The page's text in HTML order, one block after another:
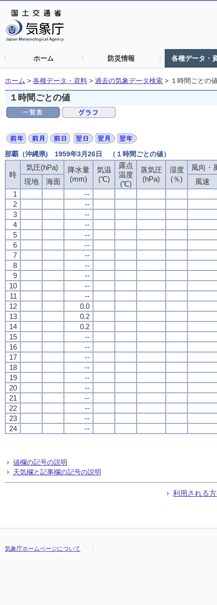
ホーム 防災情報 各種データ・
ホーム > 各種データ・資料 > 過去の気象データ検索 > １時間ごとの
１時間ごとの値
那覇（沖縄県) 1959年3月26日 （１時間ごとの値）
時
気圧(hPa)
降水量
(mm)
気温
(℃)
露点
温度
(℃)
蒸気圧
(hPa)
湿度
(％)
風向・
現地
海面
風速
1
--
2
--
3
--
4
--
5
--
6
--
7
--
8
--
9
--
10
--
11
--
12
0.0
13
0.2
14
0.2
15
--
16
--
17
--
18
--
19
--
20
--
21
--
22
--
23
--
24
--
値欄の記号の説明
天気欄と記事欄の記号の説明
利用される
気象庁ホームページについて